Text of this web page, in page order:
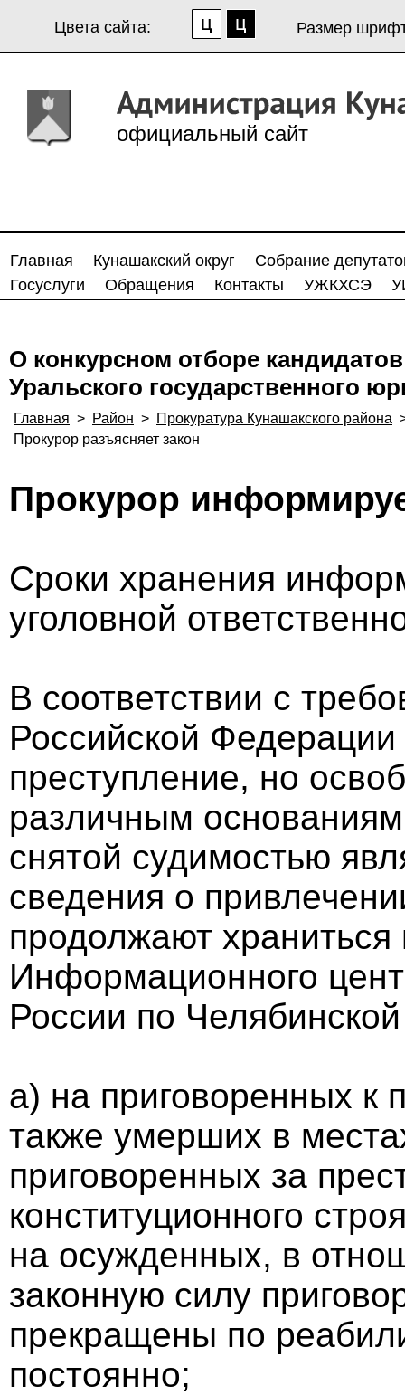
Цвета сайта: Размер
официальный сайт
Главная Кунашакский округ
Собрание
Госуслуги
Обращения Контакты УЖКХСЭ
О конкурсном отборе
Уральского государственного
Главная > Район > Прокуратура Кунашакского района
Прокурор разъясняет закон
Прокурор
Сроки хранения
уголовной
В соответствии с
Российской
преступление, но
различным
снятой судимостью
сведения о
продолжают
Информационного
России по
а) на приговоренных к
также умерших в
приговоренных за
конституционного
на осужденных, в
законную силу
прекращены по
постоянно;